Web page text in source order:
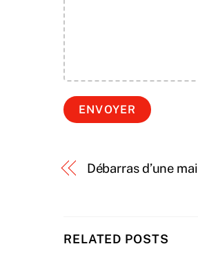
Débarras d’une
RELATED POSTS